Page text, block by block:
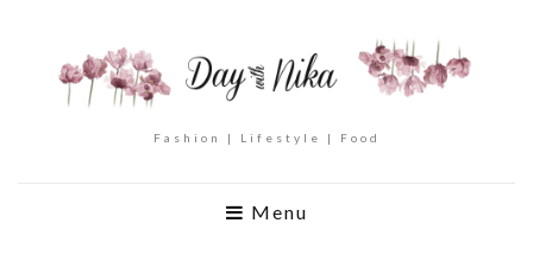
Fashion | Lifestyle | Food
Menu